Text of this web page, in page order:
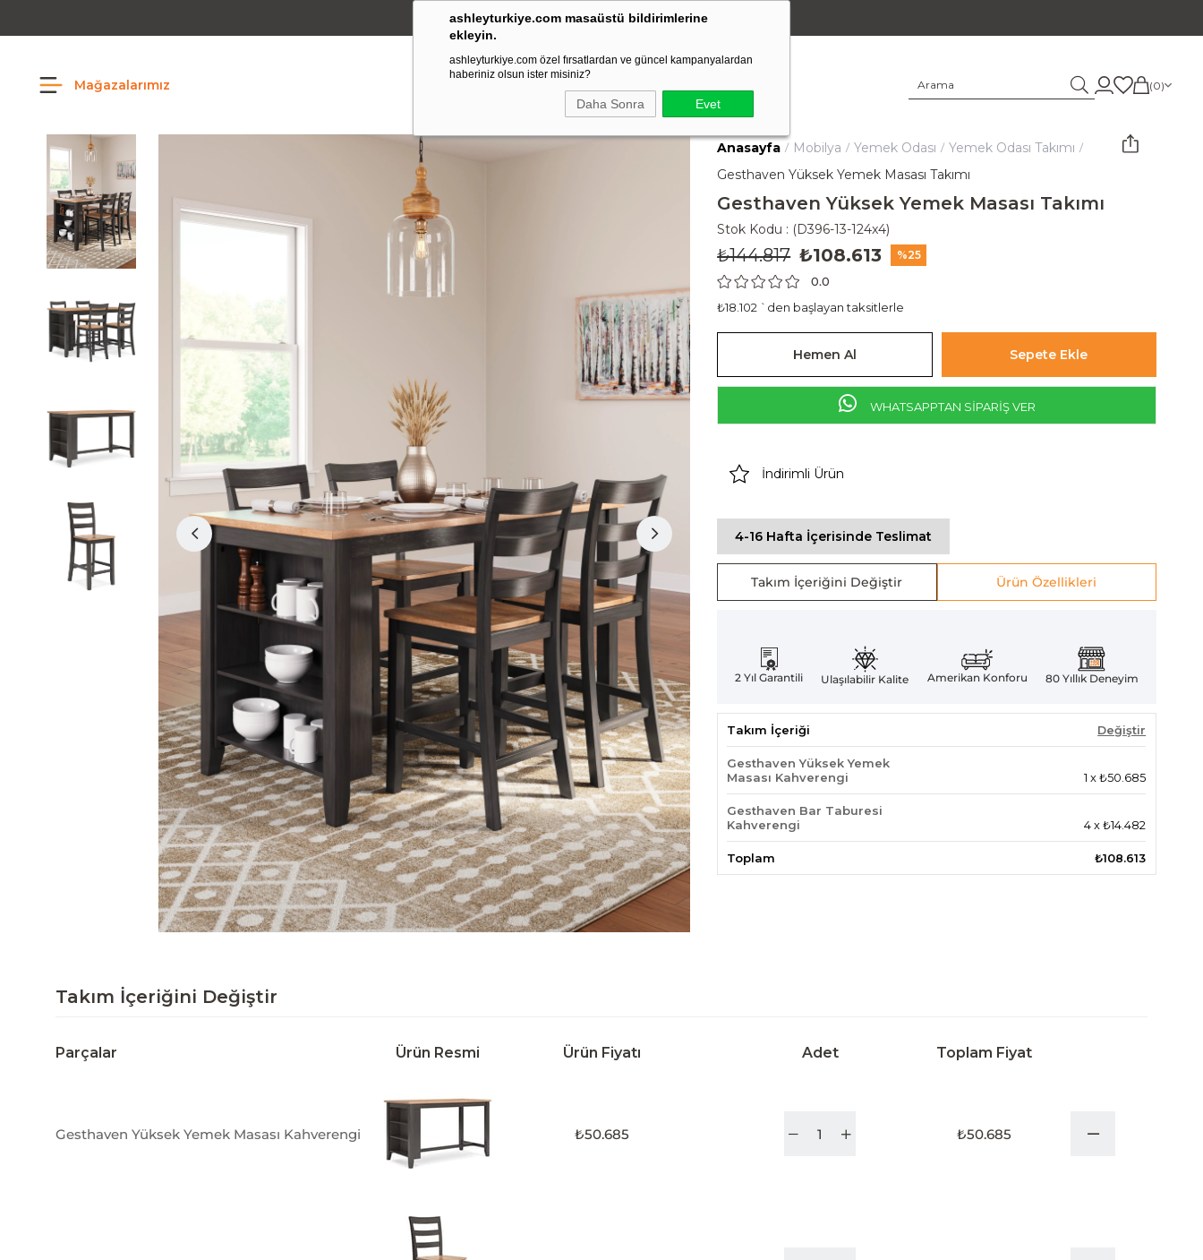
ashleyturkiye.com masaüstü bildirimlerine
ekleyin.
ashleyturkiye.com özel fırsatlardan ve güncel kampanyalardan
haberiniz olsun ister misiniz?
Daha Sonra Evet
Amerikan Stili Ergonomik Tasarım
Mağazalarımız 0
Anasayfa Mobilya Yemek Odası
Yemek Odası Takımı
Gesthaven Yüksek Yemek Masası Takımı
Gesthaven Yüksek Yemek Masası Takımı
Stok Kodu (D396-13-124x4)
₺144.817 ₺108.613 25
0.0
₺18.102 `den başlayan taksitlerle
WHATSAPPTAN SİPARİŞ VER
İndirimli Ürün
4-16 Hafta İçerisinde Teslimat
Takım İçeriğini Değiştir Ürün Özellikleri
2 Yıl Garantili Ulaşılabilir Kalite Amerikan Konforu 80 Yıllık Deneyim
Takım İçeriği Değiştir
Gesthaven Yüksek Yemek
Masası Kahverengi
1 x₺50.685
Gesthaven Bar Taburesi
Kahverengi
4 x₺14.482
Toplam ₺108.613
Takım İçeriğini Değiştir
Parçalar Ürün Resmi Ürün Fiyatı Adet Toplam Fiyat
Gesthaven Yüksek Yemek Masası Kahverengi ₺50.685 ₺50.685